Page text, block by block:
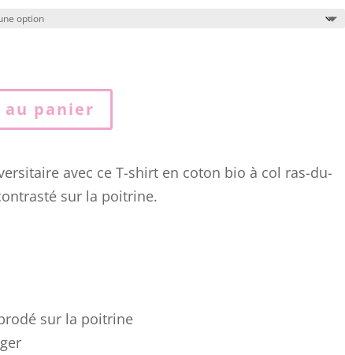
panier
avec ce T-shirt en coton bio à col ras-du-
sur la poitrine.
sur la poitrine